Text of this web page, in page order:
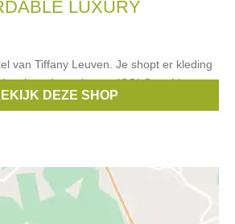
LUXURY
van Tiffany Leuven. Je shopt er kleding
brands zoals oa. viCOLO en Liv
DEZE SHOP